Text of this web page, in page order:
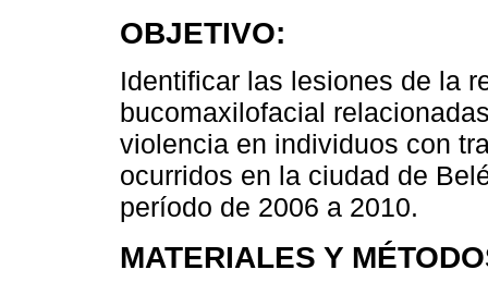
OBJETIVO:
Identificar las lesiones de la
bucomaxilofacial
violencia en individuos con
ocurridos en la ciudad de
período de 2006 a 2010.
MATERIALES Y